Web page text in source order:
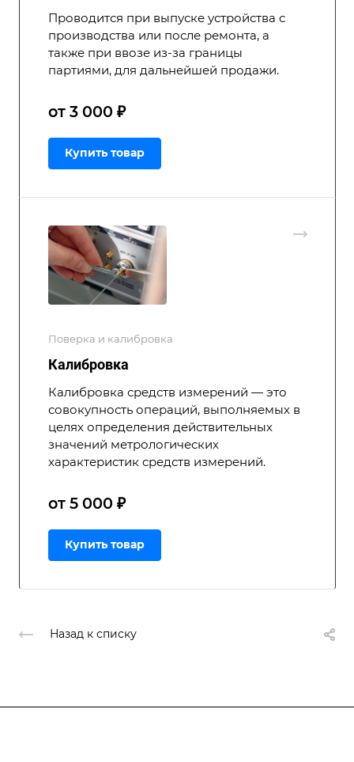
Проводится при выпуске устройства с
производства или после ремонта, а
также при ввозе из-за границы
партиями, для дальнейшей продажи.
от 3 000 ₽
Купить товар
Поверка и калибровка
Калибровка
Калибровка средств измерений — это
совокупность операций, выполняемых в
целях определения действительных
значений метрологических
характеристик средств измерений.
от 5 000 ₽
Купить товар
Назад к списку